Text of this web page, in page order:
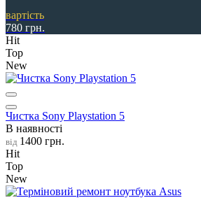
вартість
780 грн.
Hit
Top
New
Чистка Sony Playstation 5
В наявності
від 1400 грн.
Hit
Top
New